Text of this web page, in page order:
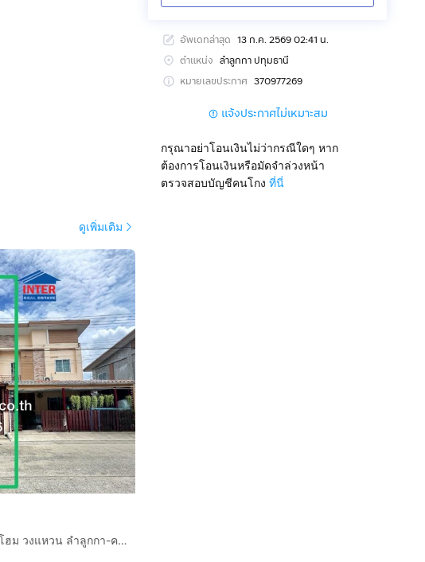
อัพเดทล่าสุด 13 ก.ค. 2569 02:41 น.
ตำแหน่ง ลำลูกกา ปทุมธานี
หมายเลขประกาศ 370977269
แจ้งประกาศไม่เหมาะสม
กรุณาอย่าโอนเงินไม่ว่ากรณีใดๆ หาก
ต้องการโอนเงินหรือมัดจำล่วงหน้า
ตรวจสอบบัญชีคนโกง ที่นี่
ดูเพิ่มเติม
ทาวน์เฮ้าส์ 2 ชั้น 21.1 ตร.ว. หมู่บ้านเดอะเฟิร์สโฮม วงแหวน ลำลูกกา-คลอง3 ซอยเปียร์นนท์ ถนนลำลูกกา ลำลูกกา ปทุมธานี